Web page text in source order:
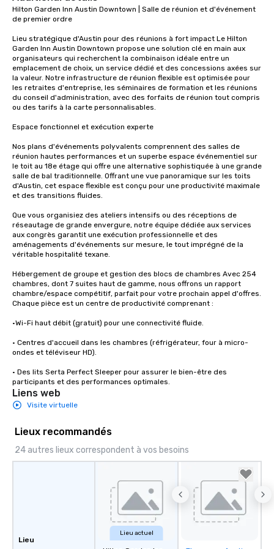
Hilton Garden Inn Austin Downtown | Salle de réunion et d'événement
de premier ordre
Lieu stratégique d'Austin pour des réunions à fort impact Le Hilton
Garden Inn Austin Downtown propose une solution clé en main aux
organisateurs qui recherchent la combinaison idéale entre un
emplacement de choix, un service dédié et des concessions axées sur
la valeur. Notre infrastructure de réunion flexible est optimisée pour
les retraites d'entreprise, les séminaires de formation et les réunions
du conseil d'administration, avec des forfaits de réunion tout compris
ou des tarifs à la carte personnalisables.
Espace fonctionnel et exécution experte
Nos plans d'événements polyvalents comprennent des salles de
réunion hautes performances et un superbe espace événementiel sur
le toit au 18e étage qui offre une alternative sophistiquée à une grande
salle de bal traditionnelle. Offrant une vue panoramique sur les toits
d'Austin, cet espace flexible est conçu pour une productivité maximale
et des transitions fluides.
Que vous organisiez des ateliers intensifs ou des réceptions de
réseautage de grande envergure, notre équipe dédiée aux services
aux congrès garantit une exécution professionnelle et des
aménagements d'événements sur mesure, le tout imprégné de la
véritable hospitalité texane.
Hébergement de groupe et gestion des blocs de chambres Avec 254
chambres, dont 7 suites haut de gamme, nous offrons un rapport
chambre/espace compétitif, parfait pour votre prochain appel d'offres.
Chaque pièce est un centre de productivité comprenant :
•Wi-Fi haut débit (gratuit) pour une connectivité fluide.
• Centres d'accueil dans les chambres (réfrigérateur, four à micro-
ondes et téléviseur HD).
• Des lits Serta Perfect Sleeper pour assurer le bien-être des
participants et des performances optimales.
Liens web
Visite virtuelle
Lieux recommandés
24 autres lieux correspondent à vos besoins
Lieu
Lieu actuel